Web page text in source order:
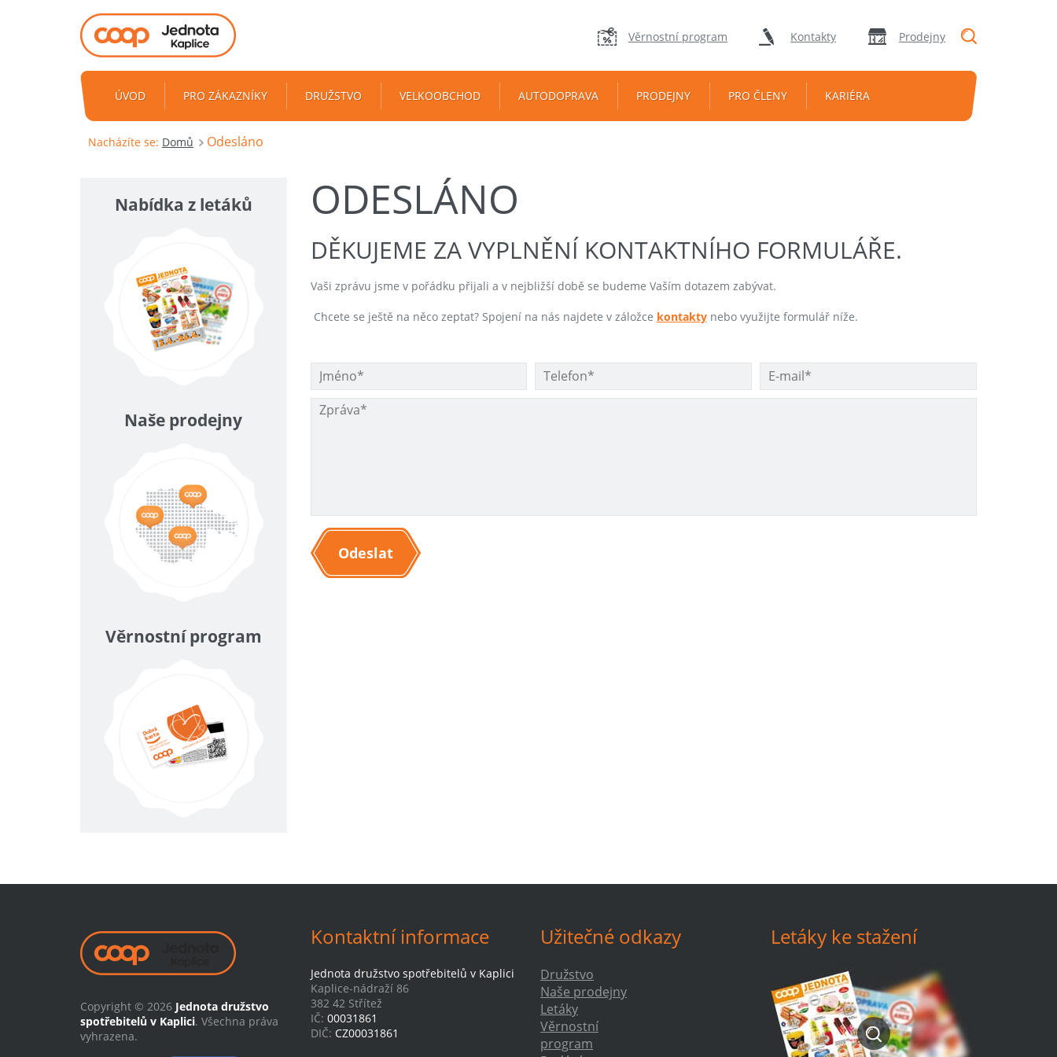
Věrnostní program Kontakty Prodejny
ÚVOD PRO ZÁKAZNÍKY DRUŽSTVO VELKOOBCHOD AUTODOPRAVA PRODEJNY PRO ČLENY KARIÉRA
Nacházíte se: Domů Odesláno
ODESLÁNO
DĚKUJEME ZA VYPLNĚNÍ KONTAKTNÍHO FORMULÁŘE.
Vaši zprávu jsme v pořádku přijali a v nejbližší době se budeme Vaším dotazem zabývat.
Chcete se ještě na něco zeptat? Spojení na nás najdete v záložce kontaktynebo využijte formulář níže.
Odeslat
Nabídka z letáků
Naše prodejny
Věrnostní program
Copyright © 2026 Jednota družstvo
spotřebitelů v Kaplici. Všechna práva
vyhrazena.
Kontaktní informace
Jednota družstvo spotřebitelů v Kaplici
Kaplice-nádraží 86
382 42 Střítež
IČ: 00031861
DIČ: CZ00031861
Užitečné odkazy
Družstvo
Naše prodejny
Letáky
Věrnostní
program
Letáky ke stažení